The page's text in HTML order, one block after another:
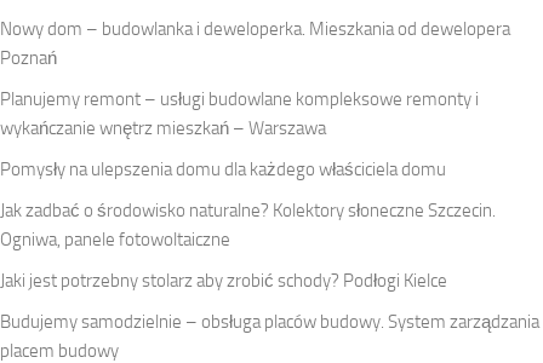
Nowy dom – budowlanka i deweloperka. Mieszkania od dewelopera
Poznań
Planujemy remont – usługi budowlane kompleksowe remonty i
wykańczanie wnętrz mieszkań – Warszawa
Pomysły na ulepszenia domu dla każdego właściciela domu
Jak zadbać o środowisko naturalne? Kolektory słoneczne Szczecin.
Ogniwa, panele fotowoltaiczne
Jaki jest potrzebny stolarz aby zrobić schody? Podłogi Kielce
Budujemy samodzielnie – obsługa placów budowy. System zarządzania
placem budowy